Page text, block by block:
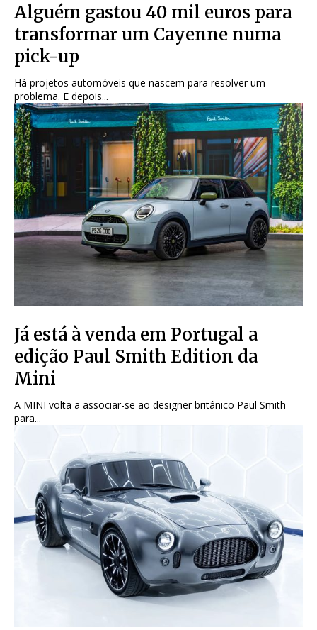
Alguém gastou 40 mil euros para
transformar um Cayenne numa
pick-up
Há projetos automóveis que nascem para resolver um
problema. E depois...
Já está à venda em Portugal a
edição Paul Smith Edition da
Mini
A MINI volta a associar-se ao designer britânico Paul Smith
para...